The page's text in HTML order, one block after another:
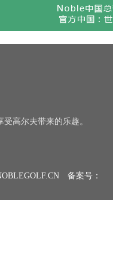
高尔夫带来的乐趣。
备案号：